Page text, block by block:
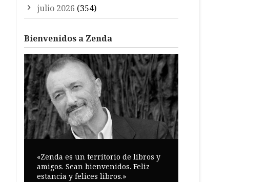
julio 2026 (354)
Bienvenidos a Zenda
«Zenda es un territorio de libros y
amigos. Sean bienvenidos. Feliz
estancia y felices libros.»